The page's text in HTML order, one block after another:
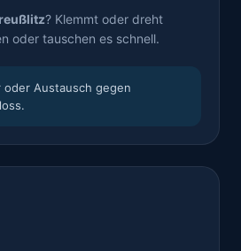
? Klemmt oder dreht
oder tauschen es schnell.
oder Austausch gegen